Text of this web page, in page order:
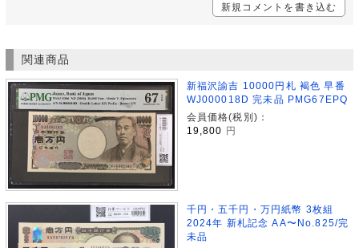
新規コメントを書き込む
関連商品
新福沢諭吉 10000円札 褐色 早番
WJ000018D 完未品 PMG67EPQ
会員価格(税別)：
19,800
円
千円・五千円・万円紙幣 3枚組
2024年 新札記念 AA〜No.825/完
未品